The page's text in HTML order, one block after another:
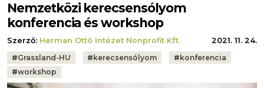
Nemzetközi kerecsensólyom
konferencia és workshop
Szerző: Herman Ottó Intézet Nonprofit Kft.
2021. 11. 24.
Tags:
#Grassland-HU #kerecsensólyom #konferencia
#workshop